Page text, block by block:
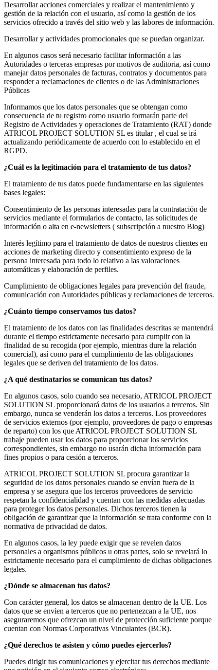
Desarrollar acciones comerciales y realizar el mantenimiento y
gestión de la relación con el usuario, así como la gestión de los
servicios ofrecido a través del sitio web y las labores de información.
Desarrollar y actividades promocionales que se puedan organizar.
En algunos casos será necesario facilitar información a las
Autoridades o terceras empresas por motivos de auditoria, así como
manejar datos personales de facturas, contratos y documentos para
responder a reclamaciones de clientes o de las Administraciones
Públicas
Informamos que los datos personales que se obtengan como
consecuencia de tu registro como usuario formarán parte del
Registro de Actividades y operaciones de Tratamiento (RAT) donde
ATRICOL PROJECT SOLUTION SL es titular , el cual se irá
actualizando periódicamente de acuerdo con lo establecido en el
RGPD.
¿Cuál es la legitimación para el tratamiento de tus datos?
El tratamiento de tus datos puede fundamentarse en las siguientes
bases legales:
Consentimiento de las personas interesadas para la contratación de
servicios mediante el formularios de contacto, las solicitudes de
información o alta en e-newsletters ( subscripción a nuestro Blog)
Interés legítimo para el tratamiento de datos de nuestros clientes en
acciones de marketing directo y consentimiento expreso de la
persona interesada para todo lo relativo a las valoraciones
automáticas y elaboración de perfiles.
Cumplimiento de obligaciones legales para prevención del fraude,
comunicación con Autoridades públicas y reclamaciones de terceros.
¿Cuánto tiempo conservamos tus datos?
El tratamiento de los datos con las finalidades descritas se mantendrá
durante el tiempo estrictamente necesario para cumplir con la
finalidad de su recogida (por ejemplo, mientras dure la relación
comercial), así como para el cumplimiento de las obligaciones
legales que se deriven del tratamiento de los datos.
¿A qué destinatarios se comunican tus datos?
En algunos casos, solo cuando sea necesario, ATRICOL PROJECT
SOLUTION SL proporcionará datos de los usuarios a terceros. Sin
embargo, nunca se venderán los datos a terceros. Los proveedores
de servicios externos (por ejemplo, proveedores de pago o empresas
de reparto) con los que ATRICOL PROJECT SOLUTION SL
trabaje pueden usar los datos para proporcionar los servicios
correspondientes, sin embargo no usarán dicha información para
fines propios o para cesión a terceros.
ATRICOL PROJECT SOLUTION SL procura garantizar la
seguridad de los datos personales cuando se envían fuera de la
empresa y se asegura que los terceros proveedores de servicio
respetan la confidencialidad y cuentan con las medidas adecuadas
para proteger los datos personales. Dichos terceros tienen la
obligación de garantizar que la información se trata conforme con la
normativa de privacidad de datos.
En algunos casos, la ley puede exigir que se revelen datos
personales a organismos públicos u otras partes, solo se revelará lo
estrictamente necesario para el cumplimiento de dichas obligaciones
legales.
¿Dónde se almacenan tus datos?
Con carácter general, los datos se almacenan dentro de la UE. Los
datos que se envíen a terceros que no pertenezcan a la UE, nos
aseguraremos que ofrezcan un nivel de protección suficiente porque
cuentan con Normas Corporativas Vinculantes (BCR).
¿Qué derechos te asisten y cómo puedes ejercerlos?
Puedes dirigir tus comunicaciones y ejercitar tus derechos mediante